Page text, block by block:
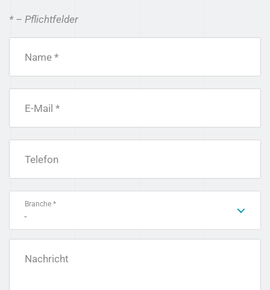
* – Pflichtfelder
Name *
E-Mail *
Telefon
Branche *
-
Nachricht